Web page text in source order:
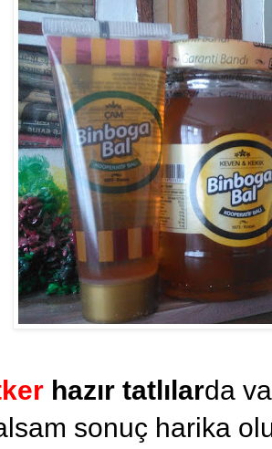
hazır tatlılarda
sonuç harika